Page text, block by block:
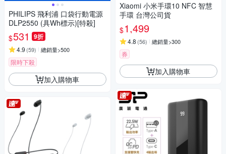
PHILIPS 飛利浦 口袋行動電源
DLP2550 (具Wh標示)[特殺]
$531 9折
4.9 (59) 總銷量>500
限時下殺
加入購物車
Xiaomi 小米手環10 NFC 智慧
手環 台灣公司貨
$1,499
4.8 (56) 總銷量>300
券
加入購物車